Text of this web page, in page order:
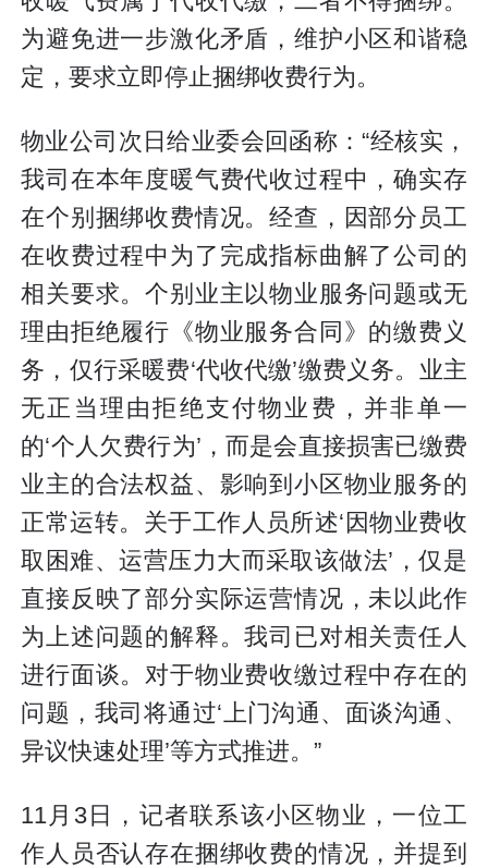
为避免进一步激化矛盾，维护小区和谐稳
定，要求立即停止捆绑收费行为。
物业公司次日给业委会回函称：“经核实，
我司在本年度暖气费代收过程中，确实存
在个别捆绑收费情况。经查，因部分员工
在收费过程中为了完成指标曲解了公司的
相关要求。个别业主以物业服务问题或无
理由拒绝履行《物业服务合同》的缴费义
务，仅行采暖费‘代收代缴’缴费义务。业主
无正当理由拒绝支付物业费，并非单一
的‘个人欠费行为’，而是会直接损害已缴费
业主的合法权益、影响到小区物业服务的
正常运转。关于工作人员所述‘因物业费收
取困难、运营压力大而采取该做法’，仅是
直接反映了部分实际运营情况，未以此作
为上述问题的解释。我司已对相关责任人
进行面谈。对于物业费收缴过程中存在的
问题，我司将通过‘上门沟通、面谈沟通、
异议快速处理’等方式推进。”
11月3日，记者联系该小区物业，一位工
作人员否认存在捆绑收费的情况，并提到